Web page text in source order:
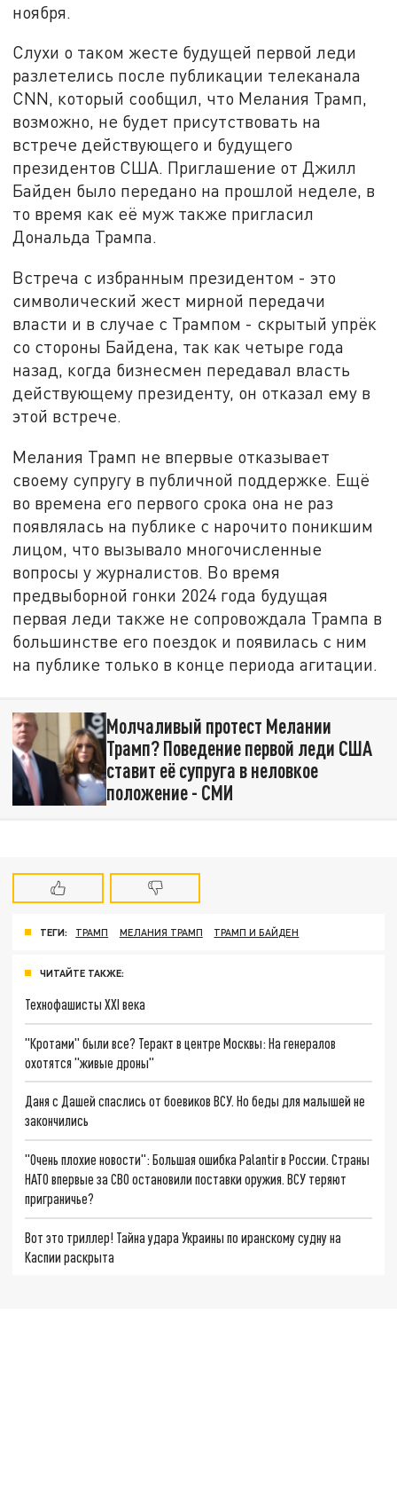
ноября.
Слухи о таком жесте будущей первой леди
разлетелись после публикации телеканала
CNN, который сообщил, что Мелания Трамп,
возможно, не будет присутствовать на
встрече действующего и будущего
президентов США. Приглашение от Джилл
Байден было передано на прошлой неделе, в
то время как её муж также пригласил
Дональда Трампа.
Встреча с избранным президентом - это
символический жест мирной передачи
власти и в случае с Трампом - скрытый упрёк
со стороны Байдена, так как четыре года
назад, когда бизнесмен передавал власть
действующему президенту, он отказал ему в
этой встрече.
Мелания Трамп не впервые отказывает
своему супругу в публичной поддержке. Ещё
во времена его первого срока она не раз
появлялась на публике с нарочито поникшим
лицом, что вызывало многочисленные
вопросы у журналистов. Во время
предвыборной гонки 2024 года будущая
первая леди также не сопровождала Трампа в
большинстве его поездок и появилась с ним
на публике только в конце периода агитации.
Молчаливый протест Мелании
Трамп? Поведение первой леди США
ставит её супруга в неловкое
положение - СМИ
ТЕГИ: ТРАМП МЕЛАНИЯ ТРАМП ТРАМП И БАЙДЕН
ЧИТАЙТЕ ТАКЖЕ:
Технофашисты XXI века
"Кротами" были все? Теракт в центре Москвы: На генералов
охотятся "живые дроны"
Даня с Дашей спаслись от боевиков ВСУ. Но беды для малышей не
закончились
"Очень плохие новости": Большая ошибка Palantir в России. Страны
НАТО впервые за СВО остановили поставки оружия. ВСУ теряют
приграничье?
Вот это триллер! Тайна удара Украины по иранскому судну на
Каспии раскрыта